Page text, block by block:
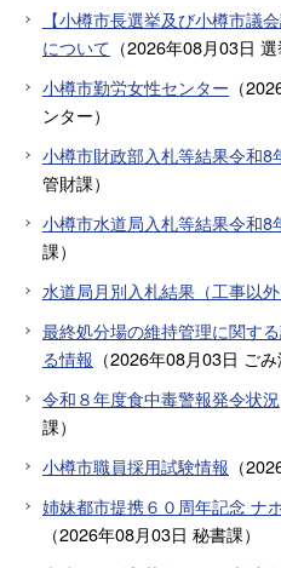
【小樽市長選挙及び小樽市議
について （2026年08月03日
小樽市勤労女性センター （
ンター）
小樽市財政部入札等結果令和8
管財課）
小樽市水道局入札等結果令和8
課）
水道局月別入札結果（工事以外
最終処分場の維持管理に関す
る情報 （2026年08月03日 ご
令和８年度食中毒警報発令状況
課）
小樽市職員採用試験情報 （
姉妹都市提携６０周年記念 ナ
（2026年08月03日 秘書課）